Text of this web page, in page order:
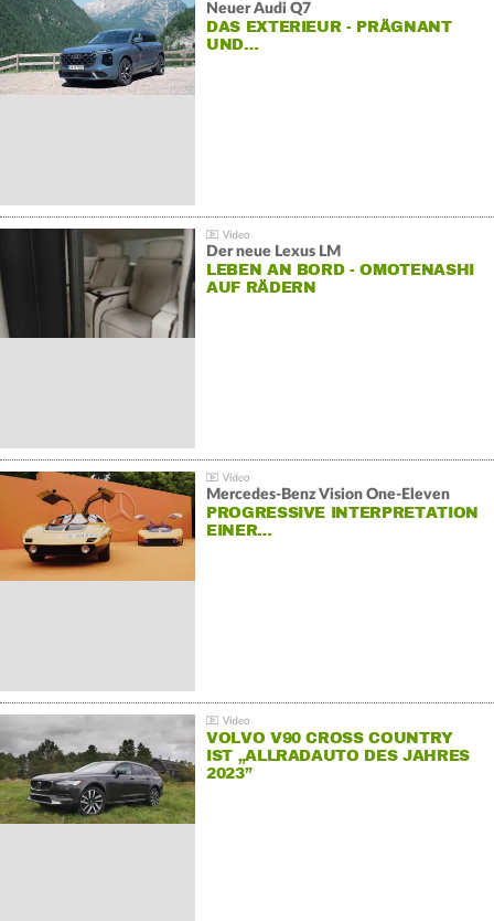
Neuer Audi Q7
DAS EXTERIEUR - PRÄGNANT
UND…
Der neue Lexus LM
LEBEN AN BORD - OMOTENASHI
AUF RÄDERN
Mercedes-Benz Vision One-Eleven
PROGRESSIVE INTERPRETATION
EINER…
VOLVO V90 CROSS COUNTRY
IST „ALLRADAUTO DES JAHRES
2023”